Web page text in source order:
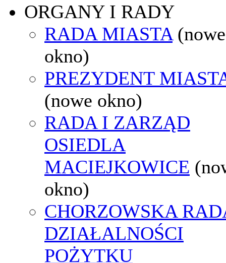
ORGANY I RADY
RADA MIASTA (nowe
okno)
PREZYDENT
(nowe okno)
RADA I ZARZĄD
OSIEDLA
MACIEJKOWICE
okno)
CHORZOWSKA
DZIAŁALNOŚCI
POŻYTKU